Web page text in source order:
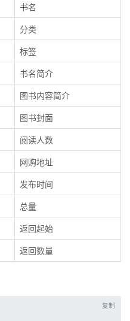
书名
分类
标签
书名简介
图书内容简介
图书封面
阅读人数
网购地址
发布时间
总量
返回起始
返回数量
复制